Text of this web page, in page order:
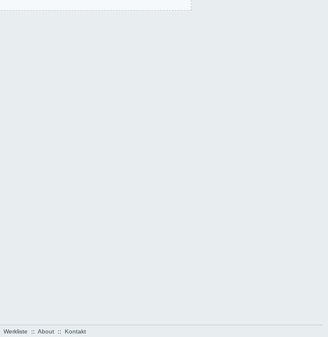
Werkliste :: About::
Kontakt